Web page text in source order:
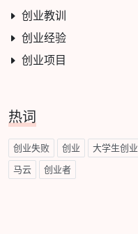
创业教训
创业经验
创业项目
热词
创业失败 创业 大学生创业
马云 创业者